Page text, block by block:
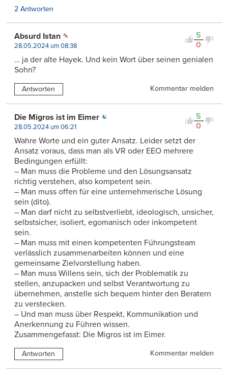
2 Antworten
5
0
Absurd Istan
28.05.2024 um 08:38
… ja der alte Hayek. Und kein Wort über seinen genialen
Sohn?
Antworten Kommentar melden
5
0
Die Migros ist im Eimer
28.05.2024 um 06:21
Wahre Worte und ein guter Ansatz. Leider setzt der
Ansatz voraus, dass man als VR oder EEO mehrere
Bedingungen erfüllt:
– Man muss die Probleme und den Lösungsansatz
richtig verstehen, also kompetent sein.
– Man muss offen für eine unternehmerische Lösung
sein (dito).
– Man darf nicht zu selbstverliebt, ideologisch, unsicher,
selbstsicher, isoliert, egomanisch oder inkompetent
sein.
– Man muss mit einen kompetenten Führungsteam
verlässlich zusammenarbeiten können und eine
gemeinsame Zielvorstellung haben.
– Man muss Willens sein, sich der Problematik zu
stellen, anzupacken und selbst Verantwortung zu
übernehmen, anstelle sich bequem hinter den Beratern
zu verstecken.
– Und man muss über Respekt, Kommunikation und
Anerkennung zu Führen wissen.
Zusammengefasst: Die Migros ist im Eimer.
Antworten Kommentar melden